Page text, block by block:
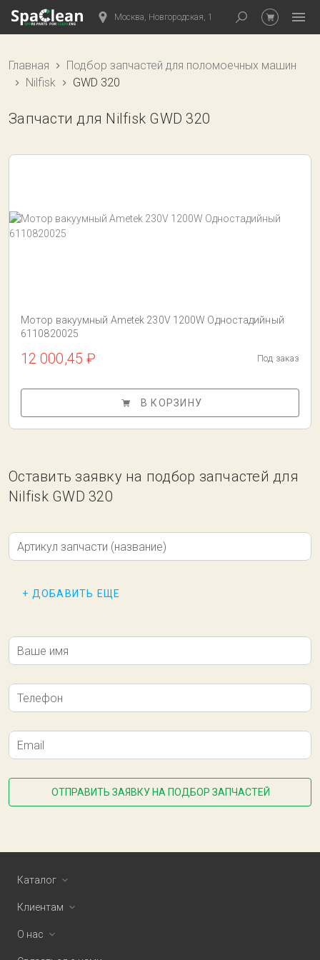
Москва, Новгородская, 1
Главная
Подбор запчастей для поломоечных машин
Nilfisk
GWD 320
Запчасти для Nilfisk GWD 320
Мотор вакуумный Ametek 230V 1200W Одностадийный
6110820025
12 000,45 ₽ Под заказ
В КОРЗИНУ
Оставить заявку на подбор запчастей для
Nilfisk GWD 320
Артикул запчасти (название)
+ ДОБАВИТЬ ЕЩЕ
Ваше имя
Телефон
Email
ОТПРАВИТЬ ЗАЯВКУ НА ПОДБОР ЗАПЧАСТЕЙ
Каталог
Клиентам
О нас